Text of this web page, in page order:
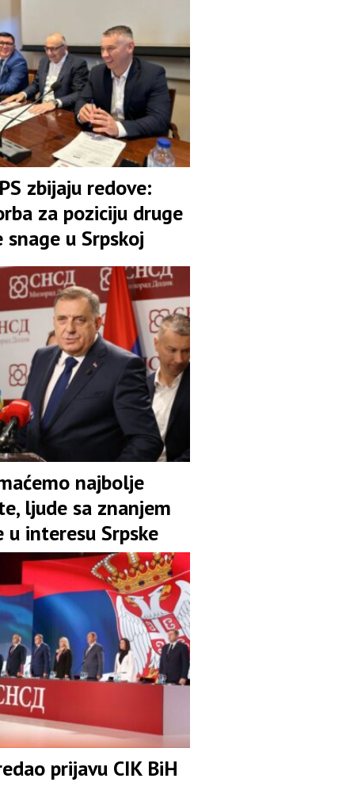
zbijaju redove:
za poziciju druge
u Srpskoj
najbolje
ljude sa znanjem
u interesu Srpske
prijavu CIK BiH